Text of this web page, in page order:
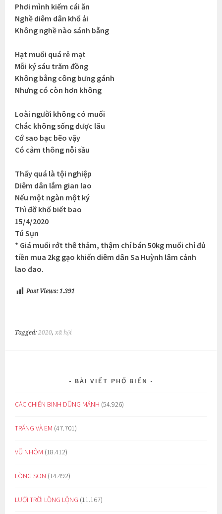
Phơi mình kiếm cái ăn
Nghề diêm dân khổ ải
Không nghề nào sánh bằng
Hạt muối quá rẻ mạt
Mỗi ký sáu trăm đồng
Không bằng công bưng gánh
Nhưng có còn hơn không
Loài người không có muối
Chắc không sống được lâu
Cớ sao bạc bẽo vậy
Có cảm thông nỗi sầu
Thấy quá là tội nghiệp
Diêm dân lắm gian lao
Nếu một ngàn một ký
Thì đỡ khổ biết bao
15/4/2020
Tú Sụn
* Giá muối rớt thê thảm, thậm chí bán 50kg muối chỉ đủ
tiền mua 2kg gạo khiến diêm dân Sa Huỳnh lâm cảnh
lao đao.
Post Views: 1.391
Tagged:2020, xã hội
BÀI VIẾT PHỔ BIẾN
CÁC CHIẾN BINH DŨNG MÃNH (54.926)
TRĂNG VÀ EM (47.701)
VŨ NHÔM (18.412)
LÒNG SON (14.492)
LƯỚI TRỜI LỒNG LỘNG (11.167)